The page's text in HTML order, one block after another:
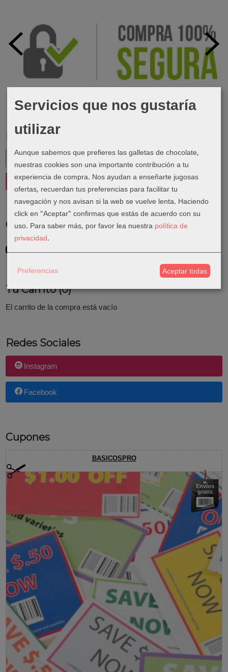
Marcas
Costes de Envío
GRATIS *
Consultar Destinos
Tu Carrito (0)
El carrito de la compra está vacío
Redes Sociales
Instagram
Facebook
Cupones
BASICOSPRO
Envíos
gratis
Servicios que nos gustaría
utilizar
Aunque sabemos que prefieres las galletas de chocolate,
nuestras cookies son una importante contribución a tu
experiencia de compra. Nos ayudan a enseñarte jugosas
ofertas, recuerdan tus preferencias para facilitar tu
navegación y nos avisan si la web se vuelve lenta. Haciendo
click en "Aceptar" confirmas que estás de acuerdo con su
uso. Para saber más, por favor lea nuestra política de
privacidad.
Preferencias Aceptar todas